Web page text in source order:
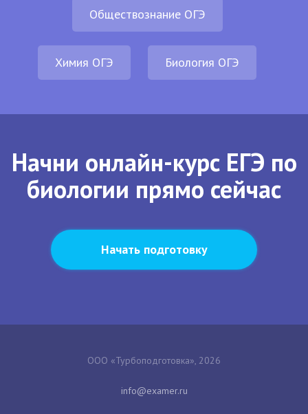
Обществознание ОГЭ
Химия ОГЭ Биология ОГЭ
Начни онлайн-курс ЕГЭ по
биологии прямо сейчас
Начать подготовку
ООО «Турбоподготовка», 2026